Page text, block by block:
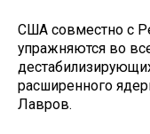
США совместно с
упражняются во
расширенного
Лавров.